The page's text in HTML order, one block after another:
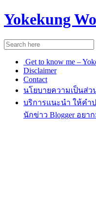
Yokekung
Get to know me –
Disclaimer
Contact
นโยบายความเป็นส่ว
บริการแนะนำ ให้คำ
นักข่าว Blogger อยา